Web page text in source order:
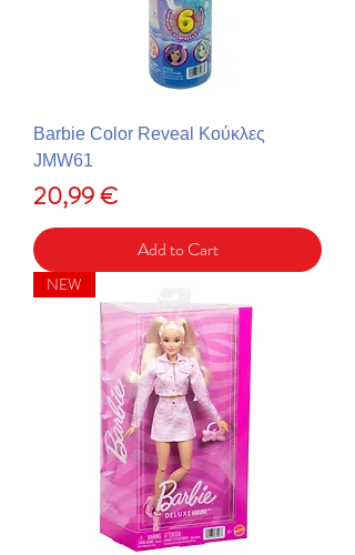
Barbie Color Reveal Κούκλες
JMW61
Price
20,99 €
Add to Cart
NEW